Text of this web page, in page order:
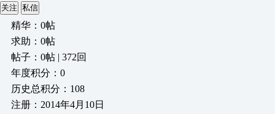
关注 私信
精华：0帖
求助：0帖
帖子：0帖 | 372回
年度积分：0
历史总积分：108
注册：2014年4月10日